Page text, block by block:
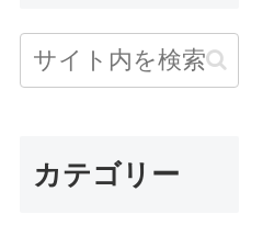
カテゴリー